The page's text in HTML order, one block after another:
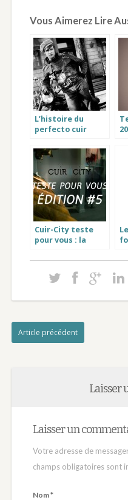
Vous Aimerez Lire
L’histoire du
perfecto cuir
Cuir-City teste
pour vous : la
fourrure Ice
Cream
Article précédent
Laisser
Laisser un
Votre adresse de
champs obligatoires sont
Nom*